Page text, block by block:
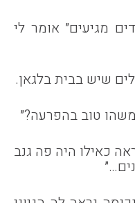
מגיעים״ אומר לי
שיש בבית בלגאן.
טוב בהפרעה?״
כאילו היה פה גנב